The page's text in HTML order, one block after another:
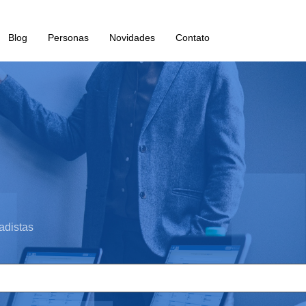
Blog Personas Novidades Contato